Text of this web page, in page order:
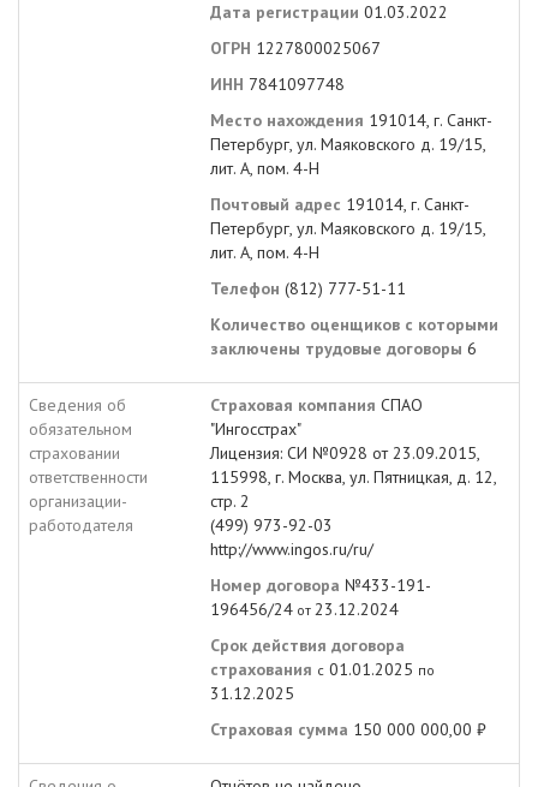
Дата регистрации 01.03.2022
ОГРН 1227800025067
ИНН 7841097748
Место нахождения 191014, г. Санкт-
Петербург, ул. Маяковского д. 19/15,
лит. А, пом. 4-Н
Почтовый адрес 191014, г. Санкт-
Петербург, ул. Маяковского д. 19/15,
лит. А, пом. 4-Н
Телефон (812) 777-51-11
Количество оценщиков с которыми
заключены трудовые договоры 6
Сведения об
обязательном
страховании
ответственности
организации-
работодателя
Страховая компания СПАО
"Ингосстрах"
Лицензия: СИ №0928 от 23.09.2015,
115998, г. Москва, ул. Пятницкая, д. 12,
стр. 2
(499) 973-92-03
http://www.ingos.ru/ru/
Номер договора №433-191-
196456/24 от 23.12.2024
Срок действия договора
страхования с 01.01.2025 по
31.12.2025
Страховая сумма 150 000 000,00 ₽